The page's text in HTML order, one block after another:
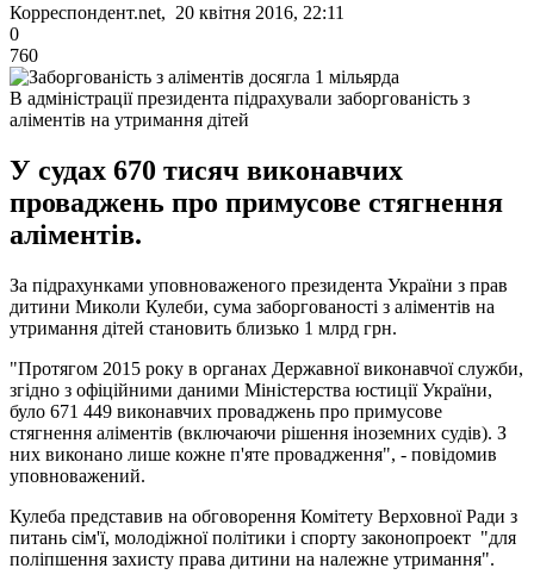
Корреспондент.net, 20 квітня 2016, 22:11
0
760
В адміністрації президента підрахували заборгованість з
аліментів на утримання дітей
У судах 670 тисяч виконавчих
проваджень про примусове стягнення
аліментів.
За підрахунками уповноваженого президента України з прав
дитини Миколи Кулеби, сума заборгованості з аліментів на
утримання дітей становить близько 1 млрд грн.
"Протягом 2015 року в органах Державної виконавчої служби,
згідно з офіційними даними Міністерства юстиції України,
було 671 449 виконавчих проваджень про примусове
стягнення аліментів (включаючи рішення іноземних судів). З
них виконано лише кожне п'яте провадження", - повідомив
уповноважений.
Кулеба представив на обговорення Комітету Верховної Ради з
питань сім'ї, молодіжної політики і спорту законопроект "для
поліпшення захисту права дитини на належне утримання".